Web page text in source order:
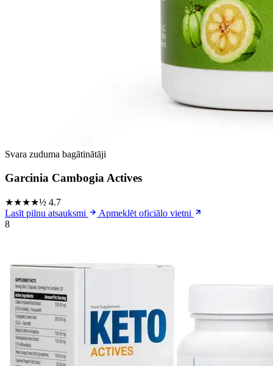
Svara zuduma bagātinātāji
Garcinia Cambogia Actives
★★★★½ 4.7
Lasīt pilnu atsauksmi
Apmeklēt oficiālo vietni
8